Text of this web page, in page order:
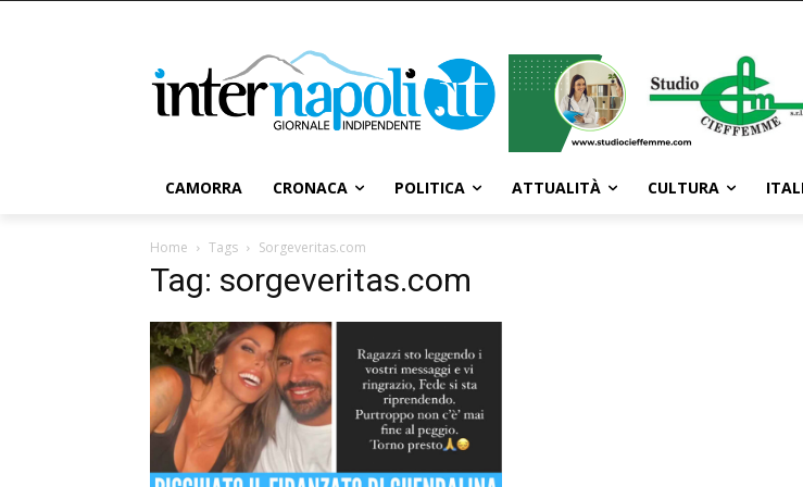
CAMORRA CRONACA POLITICA ATTUALITÀ CULTURA
Home Tags Sorgeveritas.com
Tag: sorgeveritas.com